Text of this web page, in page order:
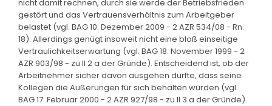
nicht damit rechnen, durch sie werde der Betriebsfrieden
gestört und das Vertrauensverhältnis zum Arbeitgeber
belastet (vgl. BAG 10. Dezember 2009 - 2 AZR 534/08 - Rn.
18). Allerdings genügt insoweit nicht eine bloß einseitige
Vertraulichkeitserwartung (vgl. BAG 18. November 1999 - 2
AZR 903/98 - zu II 2 a der Gründe). Entscheidend ist, ob der
Arbeitnehmer sicher davon ausgehen durfte, dass seine
Kollegen die Äußerungen für sich behalten würden (vgl.
BAG 17. Februar 2000 - 2 AZR 927/98 - zu II 3 a der Gründe).